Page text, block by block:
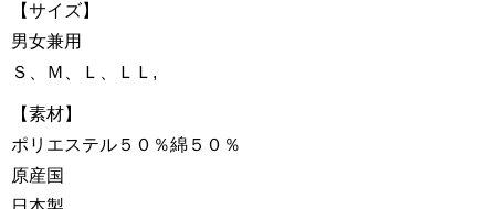
【サイズ】
男女兼用
Ｓ、Ｍ、Ｌ、ＬＬ,
【素材】
ポリエステル５０％綿５０％
原産国